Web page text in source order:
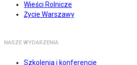
Wieści Rolnicze
Życie Warszawy
NASZE WYDARZENIA
Szkolenia i konferencje